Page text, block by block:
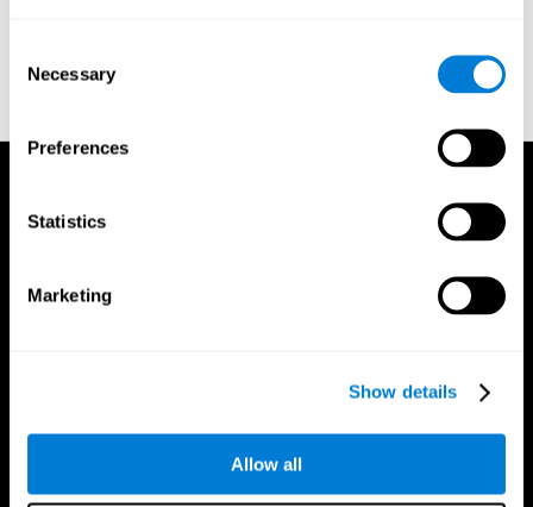
Selection
Necessary
Preferences
Statistics
Marketing
Show details
Allow all
Beauregard M. Efecto de la
mente en la actividad cerebral: La evidencia de los estudios de neuroimagen de